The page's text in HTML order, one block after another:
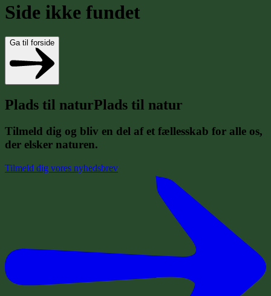
Side ikke fundet
Ga til forside
Plads til naturPlads til natur
Tilmeld dig og bliv en del af et fællesskab for alle os,
der elsker naturen.
Tilmeld dig vores nyhedsbrev